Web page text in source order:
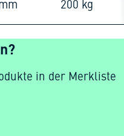
200 kg
in der Merkliste